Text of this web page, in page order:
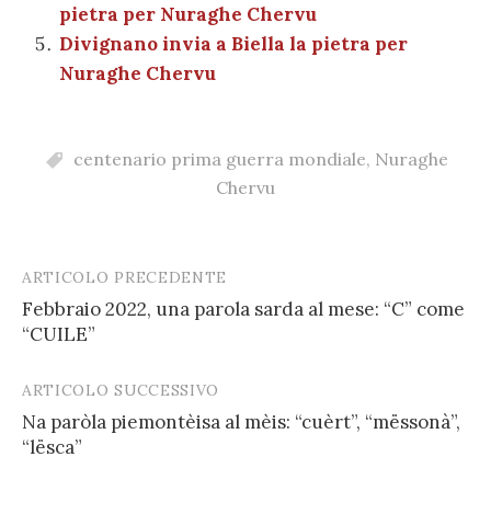
pietra per Nuraghe Chervu
Divignano invia a Biella la pietra per
Nuraghe Chervu
centenario prima guerra mondiale, Nuraghe
Chervu
Post
navigation
ARTICOLO PRECEDENTE
Febbraio 2022, una parola sarda al mese: “C” come
“CUILE”
ARTICOLO SUCCESSIVO
Na paròla piemontèisa al mèis: “cuèrt”, “mëssonà”,
“lësca”